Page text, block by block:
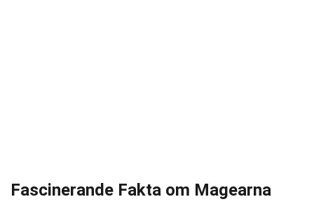
Fascinerande Fakta om Magearna